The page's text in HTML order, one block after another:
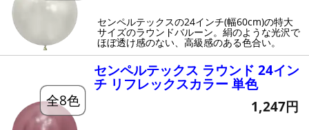
センペルテックスの24インチ(幅60cm)の特大
サイズのラウンドバルーン。絹のような光沢で
ほぼ透け感のない、高級感のある色合い。
全8色
センペルテックス ラウンド 24イン
チ リフレックスカラー 単色
1,247円